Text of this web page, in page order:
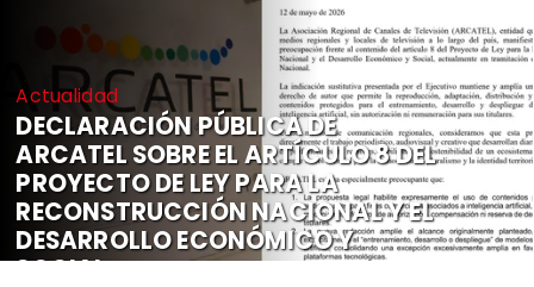
Actualidad
DECLARACIÓN PÚBLICA DE
ARCATEL SOBRE EL ARTÍCULO 8 DEL
PROYECTO DE LEY PARA LA
RECONSTRUCCIÓN NACIONAL Y EL
DESARROLLO ECONÓMICO Y
SOCIAL